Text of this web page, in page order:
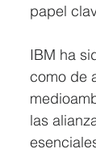
papel
IBM ha
como de
las